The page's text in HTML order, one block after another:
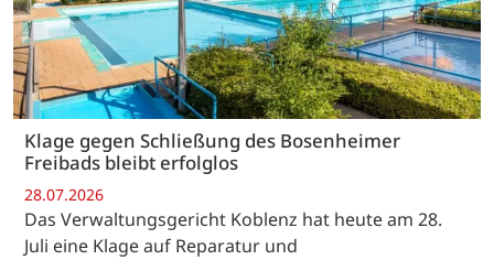
Klage gegen Schließung des Bosenheimer
Freibads bleibt erfolglos
28.07.2026
Das Verwaltungsgericht Koblenz hat heute am 28.
Juli eine Klage auf Reparatur und